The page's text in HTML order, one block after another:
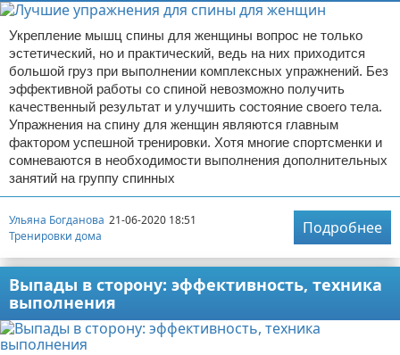
Укрепление мышц спины для женщины вопрос не только
эстетический, но и практический, ведь на них приходится
большой груз при выполнении комплексных упражнений. Без
эффективной работы со спиной невозможно получить
качественный результат и улучшить состояние своего тела.
Упражнения на спину для женщин являются главным
фактором успешной тренировки. Хотя многие спортсменки и
сомневаются в необходимости выполнения дополнительных
занятий на группу спинных
Ульяна Богданова 21-06-2020 18:51
Тренировки дома
Подробнее
Выпады в сторону: эффективность, техника
выполнения